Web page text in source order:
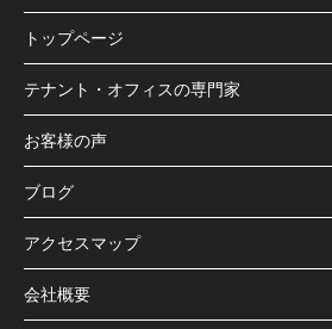
トップページ
テナント・オフィスの専門家
お客様の声
ブログ
アクセスマップ
会社概要